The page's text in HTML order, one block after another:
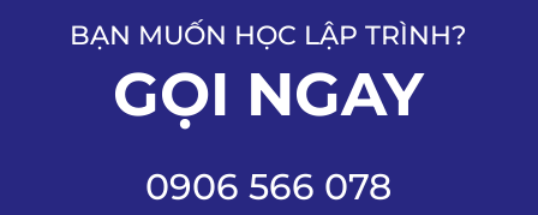
BẠN MUỐN HỌC LẬP TRÌNH?
GỌI NGAY
0906 566 078